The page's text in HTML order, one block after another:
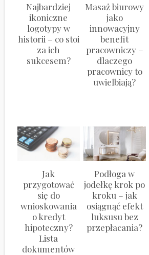
Najbardziej
ikoniczne
logotypy w
historii – co stoi
za ich
sukcesem?
Masaż biurowy
jako
innowacyjny
benefit
pracowniczy –
dlaczego
pracownicy to
uwielbiają?
Jak
przygotować
się do
wnioskowania
o kredyt
hipoteczny?
Lista
dokumentów
Podłoga w
jodełkę krok po
kroku – jak
osiągnąć efekt
luksusu bez
przepłacania?